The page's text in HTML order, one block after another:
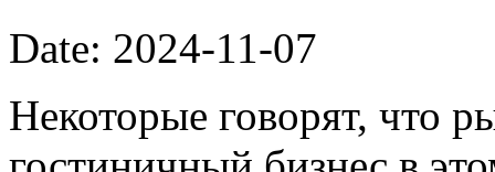
Date: 2024-11-07
Некоторые говорят, что